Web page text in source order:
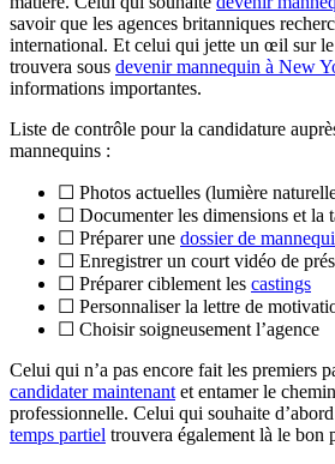
savoir que les agences britanniques
international. Et celui qui jette un œil sur
trouvera sous devenir mannequin à New
informations importantes.
Liste de contrôle pour la candidature
mannequins :
☐ Photos actuelles (lumière
☐ Documenter les dimensions et la
☐ Préparer une dossier de
☐ Enregistrer un court vidéo de
☐ Préparer ciblement les castings
☐ Personnaliser la lettre de
☐ Choisir soigneusement l’agence
Celui qui n’a pas encore fait les premiers
candidater maintenantet entamer le
professionnelle. Celui qui souhaite
temps partiel trouvera également là le bon